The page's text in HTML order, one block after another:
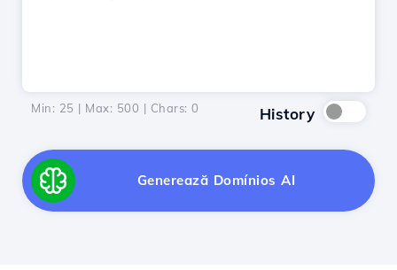
Min: 25 | Max: 500 | Chars: 0 History
Generează Domínios AI